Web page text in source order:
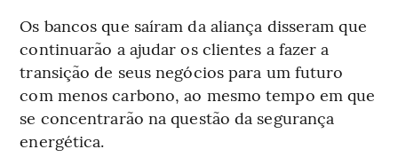
Os bancos que saíram da aliança disseram que
continuarão a ajudar os clientes a fazer a
transição de seus negócios para um futuro
com menos carbono, ao mesmo tempo em que
se concentrarão na questão da segurança
energética.